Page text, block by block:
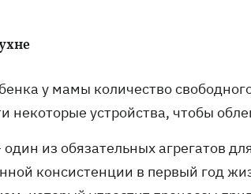
у мамы количество
некоторые устройства, чтобы
из обязательных агрегатов
консистенции в первый год